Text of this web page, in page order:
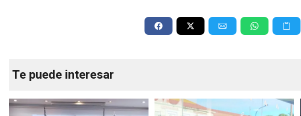
Te puede interesar